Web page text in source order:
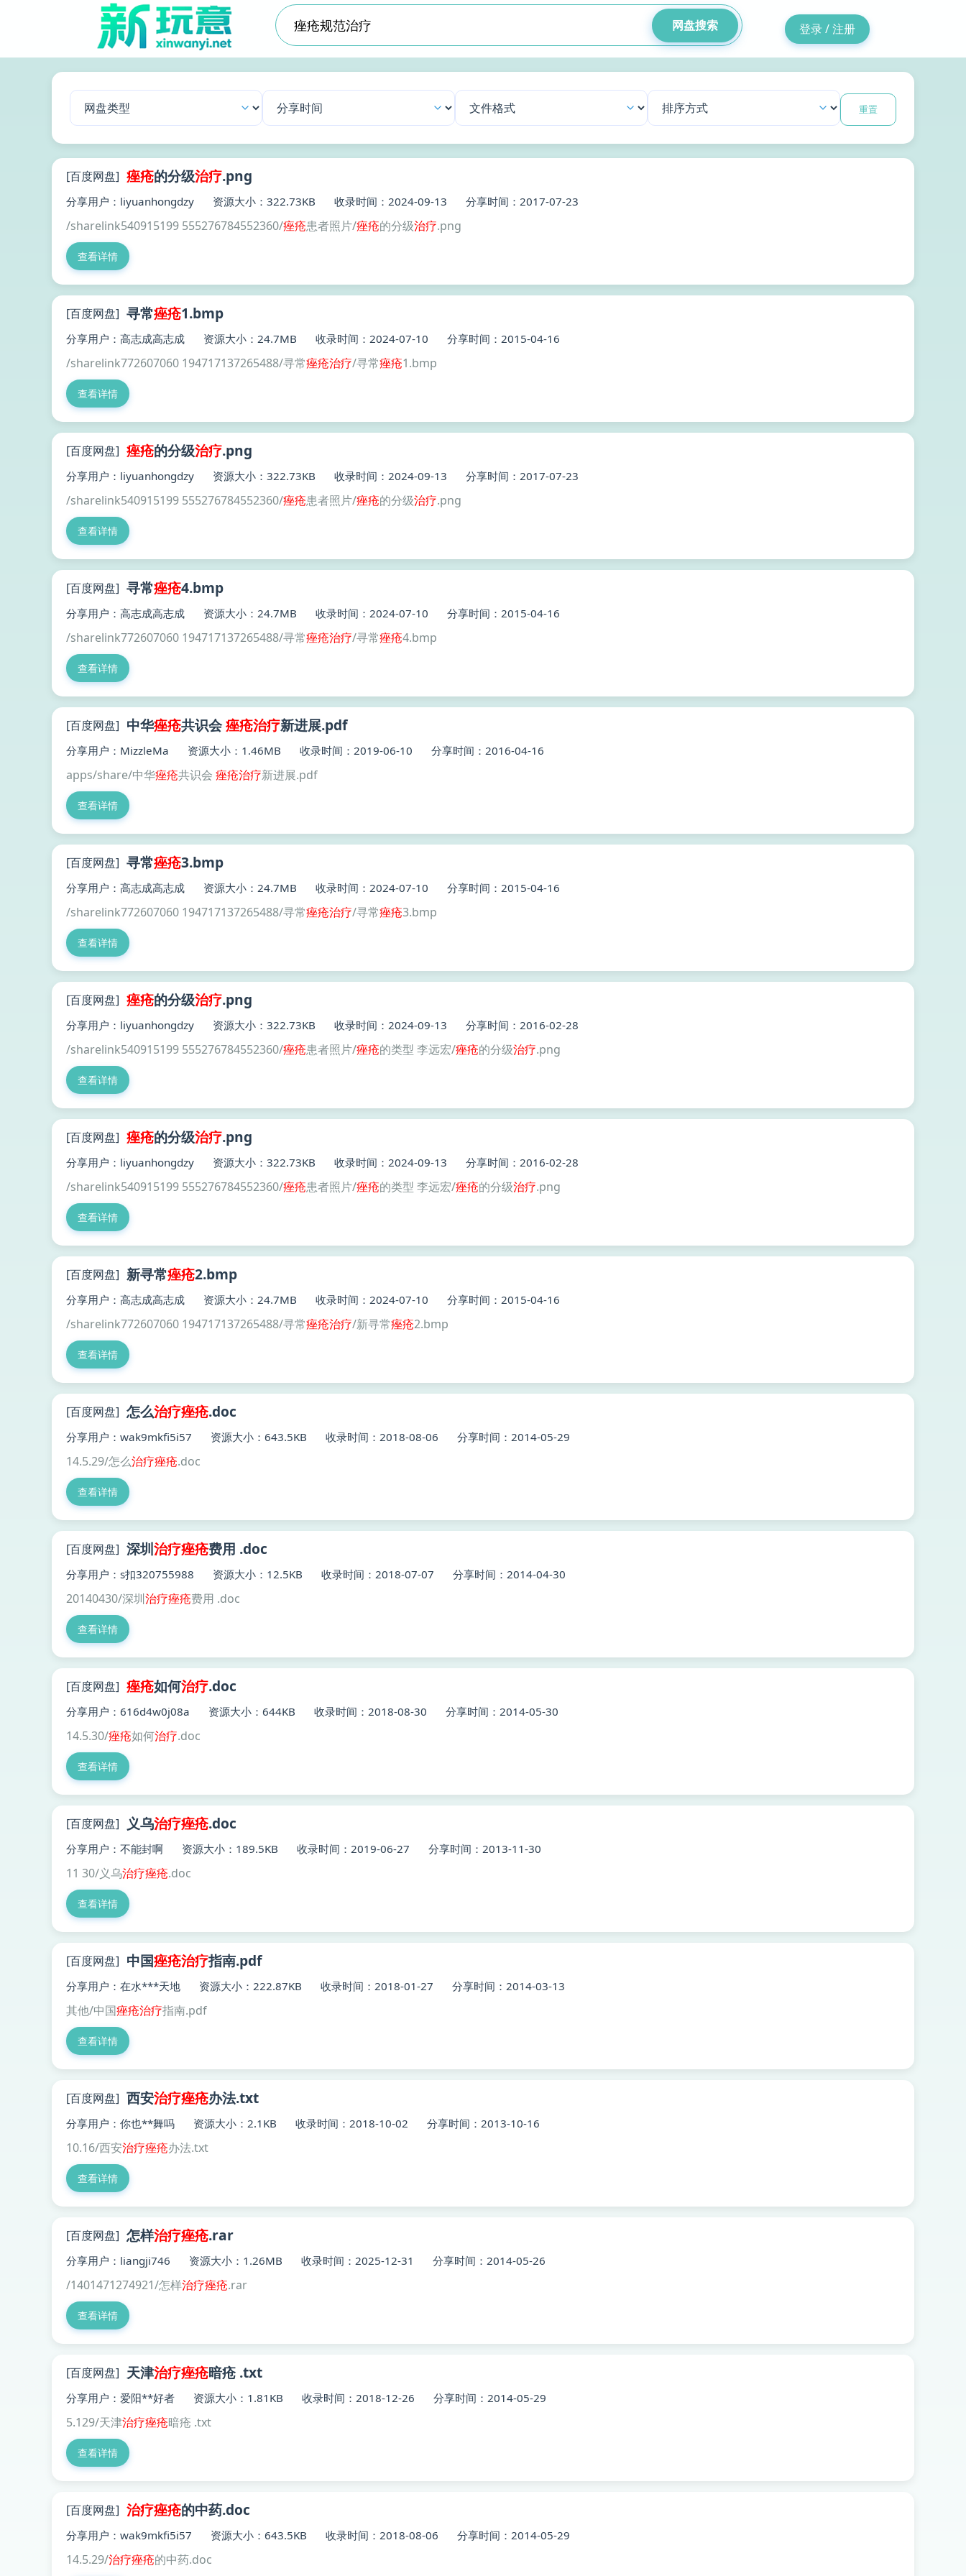
网盘搜索 登录 / 注册
重置
[百度网盘] 痤疮的分级治疗.png
分享用户：liyuanhongdzy 资源大小：322.73KB 收录时间：2024-09-13 分享时间：2017-07-23
/sharelink540915199 555276784552360/痤疮患者照片/痤疮的分级治疗.png
查看详情
[百度网盘] 寻常痤疮1.bmp
分享用户：高志成高志成 资源大小：24.7MB 收录时间：2024-07-10 分享时间：2015-04-16
/sharelink772607060 194717137265488/寻常痤疮治疗/寻常痤疮1.bmp
查看详情
[百度网盘] 痤疮的分级治疗.png
分享用户：liyuanhongdzy 资源大小：322.73KB 收录时间：2024-09-13 分享时间：2017-07-23
/sharelink540915199 555276784552360/痤疮患者照片/痤疮的分级治疗.png
查看详情
[百度网盘] 寻常痤疮4.bmp
分享用户：高志成高志成 资源大小：24.7MB 收录时间：2024-07-10 分享时间：2015-04-16
/sharelink772607060 194717137265488/寻常痤疮治疗/寻常痤疮4.bmp
查看详情
[百度网盘] 中华痤疮共识会痤疮治疗新进展.pdf
分享用户：MizzleMa 资源大小：1.46MB 收录时间：2019-06-10 分享时间：2016-04-16
apps/share/中华痤疮共识会 痤疮治疗新进展.pdf
查看详情
[百度网盘] 寻常痤疮3.bmp
分享用户：高志成高志成 资源大小：24.7MB 收录时间：2024-07-10 分享时间：2015-04-16
/sharelink772607060 194717137265488/寻常痤疮治疗/寻常痤疮3.bmp
查看详情
[百度网盘] 痤疮的分级治疗.png
分享用户：liyuanhongdzy 资源大小：322.73KB 收录时间：2024-09-13 分享时间：2016-02-28
/sharelink540915199 555276784552360/痤疮患者照片/痤疮的类型 李远宏/痤疮的分级治疗.png
查看详情
[百度网盘] 痤疮的分级治疗.png
分享用户：liyuanhongdzy 资源大小：322.73KB 收录时间：2024-09-13 分享时间：2016-02-28
/sharelink540915199 555276784552360/痤疮患者照片/痤疮的类型 李远宏/痤疮的分级治疗.png
查看详情
[百度网盘] 新寻常痤疮2.bmp
分享用户：高志成高志成 资源大小：24.7MB 收录时间：2024-07-10 分享时间：2015-04-16
/sharelink772607060 194717137265488/寻常痤疮治疗/新寻常痤疮2.bmp
查看详情
[百度网盘] 怎么治疗痤疮.doc
分享用户：wak9mkfi5i57 资源大小：643.5KB 收录时间：2018-08-06 分享时间：2014-05-29
14.5.29/怎么治疗痤疮.doc
查看详情
[百度网盘] 深圳治疗痤疮费用 .doc
分享用户：s扣320755988 资源大小：12.5KB 收录时间：2018-07-07 分享时间：2014-04-30
20140430/深圳治疗痤疮费用 .doc
查看详情
[百度网盘] 痤疮如何治疗.doc
分享用户：616d4w0j08a 资源大小：644KB 收录时间：2018-08-30 分享时间：2014-05-30
14.5.30/痤疮如何治疗.doc
查看详情
[百度网盘] 义乌治疗痤疮.doc
分享用户：不能封啊 资源大小：189.5KB 收录时间：2019-06-27 分享时间：2013-11-30
11 30/义乌治疗痤疮.doc
查看详情
[百度网盘] 中国痤疮治疗指南.pdf
分享用户：在水***天地 资源大小：222.87KB 收录时间：2018-01-27 分享时间：2014-03-13
其他/中国痤疮治疗指南.pdf
查看详情
[百度网盘] 西安治疗痤疮办法.txt
分享用户：你也**舞吗 资源大小：2.1KB 收录时间：2018-10-02 分享时间：2013-10-16
10.16/西安治疗痤疮办法.txt
查看详情
[百度网盘] 怎样治疗痤疮.rar
分享用户：liangji746 资源大小：1.26MB 收录时间：2025-12-31 分享时间：2014-05-26
/1401471274921/怎样治疗痤疮.rar
查看详情
[百度网盘] 天津治疗痤疮暗疮 .txt
分享用户：爱阳**好者 资源大小：1.81KB 收录时间：2018-12-26 分享时间：2014-05-29
5.129/天津治疗痤疮暗疮 .txt
查看详情
[百度网盘] 治疗痤疮的中药.doc
分享用户：wak9mkfi5i57 资源大小：643.5KB 收录时间：2018-08-06 分享时间：2014-05-29
14.5.29/治疗痤疮的中药.doc